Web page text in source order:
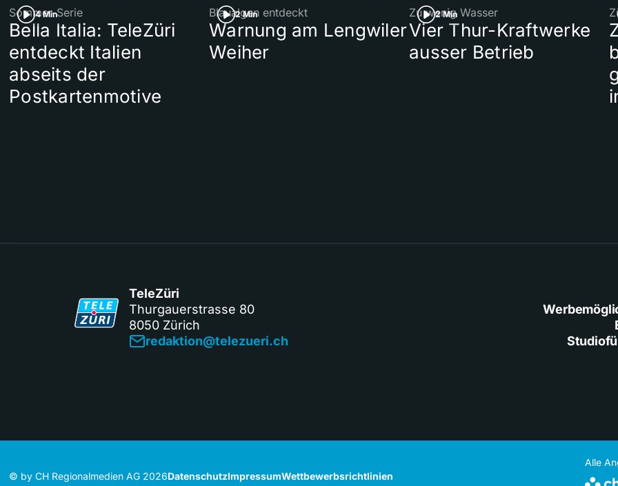
4 Min
Sommer-Serie
Bella Italia: TeleZüri
entdeckt Italien
abseits der
Postkartenmotive
2 Min
Blaualgen entdeckt
Warnung am Lengwiler
Weiher
2 Min
Zu wenig Wasser
Vier Thur-Kraftwerke
ausser Betrieb
TeleZüri
Thurgauerstrasse 80
8050 Zürich
redaktion@telezueri.ch
© by CH Regionalmedien AG 2026DatenschutzImpressumWettbewerbsrichtlinien
Alle